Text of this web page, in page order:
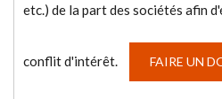
etc.) de la part des sociétés afin
conflit d'intérêt. FAIRE UN